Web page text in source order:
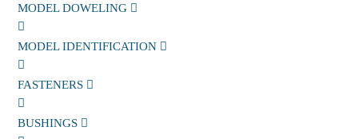
MODEL DOWELING
MODEL IDENTIFICATION
FASTENERS
BUSHINGS